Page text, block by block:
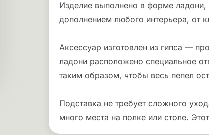
Изделие выполнено в форме ладони,
дополнением любого интерьера, от
Аксессуар изготовлен из гипса —
ладони расположено специальное
таким образом, чтобы весь пепел
Подставка не требует сложного
много места на полке или столе.